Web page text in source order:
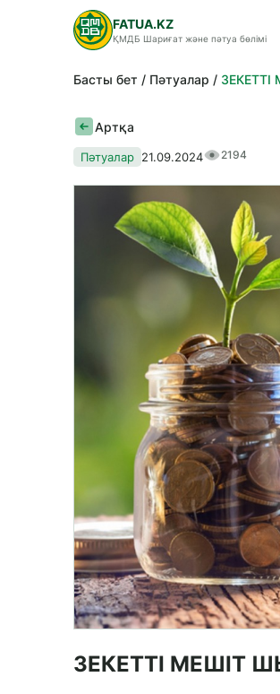
FATUA.KZ
ҚМДБ Шариғат және пәтуа бөлімі
Басты бет Пәтуалар
Артқа
Пәтуалар 21.09.2024 2194
ЗЕКЕТТІ МЕШІТ